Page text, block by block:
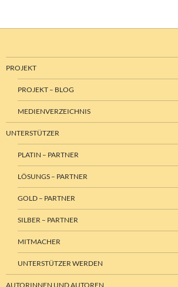
PROJEKT
PROJEKT – BLOG
MEDIENVERZEICHNIS
UNTERSTÜTZER
PLATIN – PARTNER
LÖSUNGS – PARTNER
GOLD – PARTNER
SILBER – PARTNER
MITMACHER
UNTERSTÜTZER WERDEN
AUTORINNEN UND AUTOREN